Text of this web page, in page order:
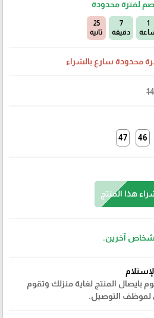
لفترة محدودة
1
7
دقيقة
23
ثانية
محدودة سارع بالشراء
46
47
هذا المنتج
آخرين.
بايصال المنتج لغاية منزلك وتقوم
لموظف التوصيل.